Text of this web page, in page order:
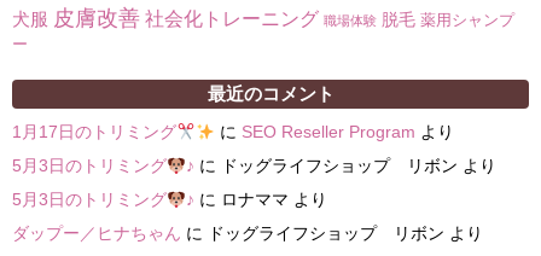
犬服 皮膚改善 社会化トレーニング 職場体験 脱毛 薬用シャンプ
ー
最近のコメント
1月17日のトリミング に SEO Reseller Program より
5月3日のトリミング
♪ に ドッグライフショップ リボン より
5月3日のトリミング
♪ に ロナママ より
ダップー／ヒナちゃん に ドッグライフショップ リボン より